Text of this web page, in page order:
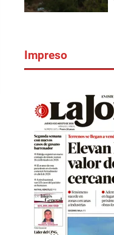
Impreso